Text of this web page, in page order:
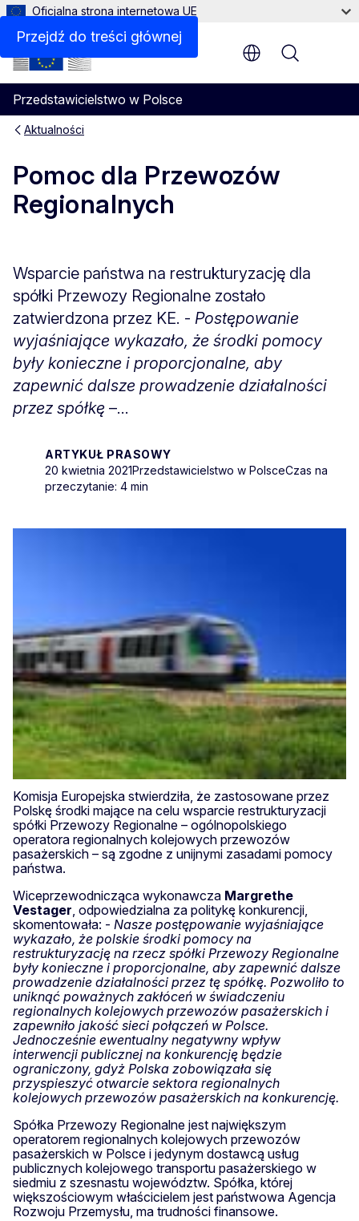
Przejdź do treści głównej
Oficjalna strona internetowa UE
Przedstawicielstwo w Polsce
Menu
Aktualności
Pomoc dla Przewozów
Regionalnych
Wsparcie państwa na restrukturyzację dla
spółki Przewozy Regionalne zostało
zatwierdzona przez KE. - Postępowanie
wyjaśniające wykazało, że środki pomocy
były konieczne i proporcjonalne, aby
zapewnić dalsze prowadzenie działalności
przez spółkę –...
ARTYKUŁ PRASOWY
20 kwietnia 2021Przedstawicielstwo w PolsceCzas na
przeczytanie: 4 min
Komisja Europejska stwierdziła, że zastosowane przez
Polskę środki mające na celu wsparcie restrukturyzacji
spółki Przewozy Regionalne – ogólnopolskiego
operatora regionalnych kolejowych przewozów
pasażerskich – są zgodne z unijnymi zasadami pomocy
państwa.
Wiceprzewodnicząca wykonawcza Margrethe
Vestager, odpowiedzialna za politykę konkurencji,
skomentowała: - Nasze postępowanie wyjaśniające
wykazało, że polskie środki pomocy na
restrukturyzację na rzecz spółki Przewozy Regionalne
były konieczne i proporcjonalne, aby zapewnić dalsze
prowadzenie działalności przez tę spółkę. Pozwoliło to
uniknąć poważnych zakłóceń w świadczeniu
regionalnych kolejowych przewozów pasażerskich i
zapewniło jakość sieci połączeń w Polsce.
Jednocześnie ewentualny negatywny wpływ
interwencji publicznej na konkurencję będzie
ograniczony, gdyż Polska zobowiązała się
przyspieszyć otwarcie sektora regionalnych
kolejowych przewozów pasażerskich na konkurencję.
Spółka Przewozy Regionalne jest największym
operatorem regionalnych kolejowych przewozów
pasażerskich w Polsce i jedynym dostawcą usług
publicznych kolejowego transportu pasażerskiego w
siedmiu z szesnastu województw. Spółka, której
większościowym właścicielem jest państwowa Agencja
Rozwoju Przemysłu, ma trudności finansowe.